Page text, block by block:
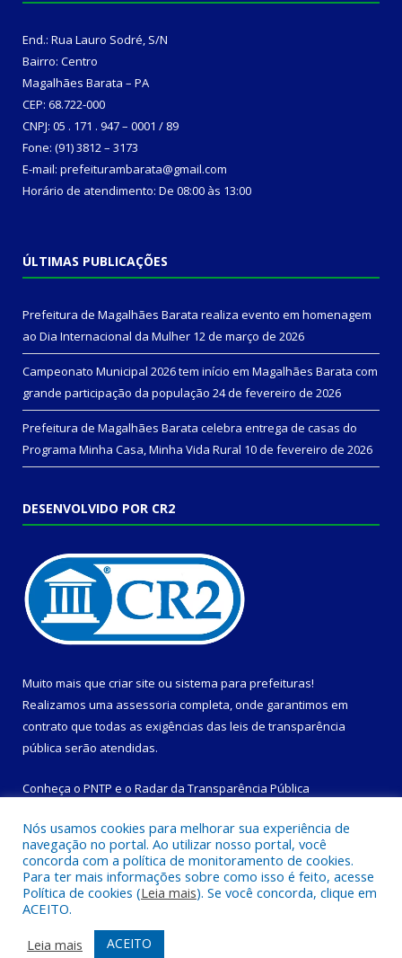
End.: Rua Lauro Sodré, S/N
Bairro: Centro
Magalhães Barata – PA
CEP: 68.722-000
CNPJ: 05 . 171 . 947 – 0001 / 89
Fone: (91) 3812 – 3173
E-mail: prefeiturambarata@gmail.com
Horário de atendimento: De 08:00 às 13:00
ÚLTIMAS PUBLICAÇÕES
Prefeitura de Magalhães Barata realiza evento em homenagem
ao Dia Internacional da Mulher 12 de março de 2026
Campeonato Municipal 2026 tem início em Magalhães Barata com
grande participação da população 24 de fevereiro de 2026
Prefeitura de Magalhães Barata celebra entrega de casas do
Programa Minha Casa, Minha Vida Rural 10 de fevereiro de 2026
DESENVOLVIDO POR CR2
Muito mais que criar site ou sistema para prefeituras!
Realizamos uma assessoria completa, onde garantimos em
contrato que todas as exigências das leis de transparência
pública serão atendidas.
Conheça o PNTP e o Radar da Transparência Pública
Todos os direitos reservados a Prefeitura Municipal de
Magalhães Barata.
Mapa do Site
Acessar Área Administrativa
Nós usamos cookies para melhorar sua experiência de
navegação no portal. Ao utilizar nosso portal, você
concorda com a política de monitoramento de cookies.
Para ter mais informações sobre como isso é feito, acesse
Política de cookies (Leia mais). Se você concorda, clique em
ACEITO.
Leia mais
ACEITO